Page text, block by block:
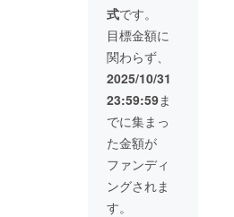
の商品
はOEM
です。
商品概
要につ
いて 商
品サイ
ズ
10.5cm
× 3.5cm
20g 素
材 弾性
バンド
+ スポ
り出荷
連絡は
致しま
せん。
活動報
告をご
覧くだ
さい本
商品の
メー
カー情
報 製造
国 -中国
を想定
してお
りま
す。 ※
製造状
況によ
り出荷
時期が
遅れる
場合が
ござい
ます。
※商品代
式です。
目標金額に
関わらず、
2025/10/31
23:59:59ま
でに集まっ
た金額が
ファンディ
ングされま
す。